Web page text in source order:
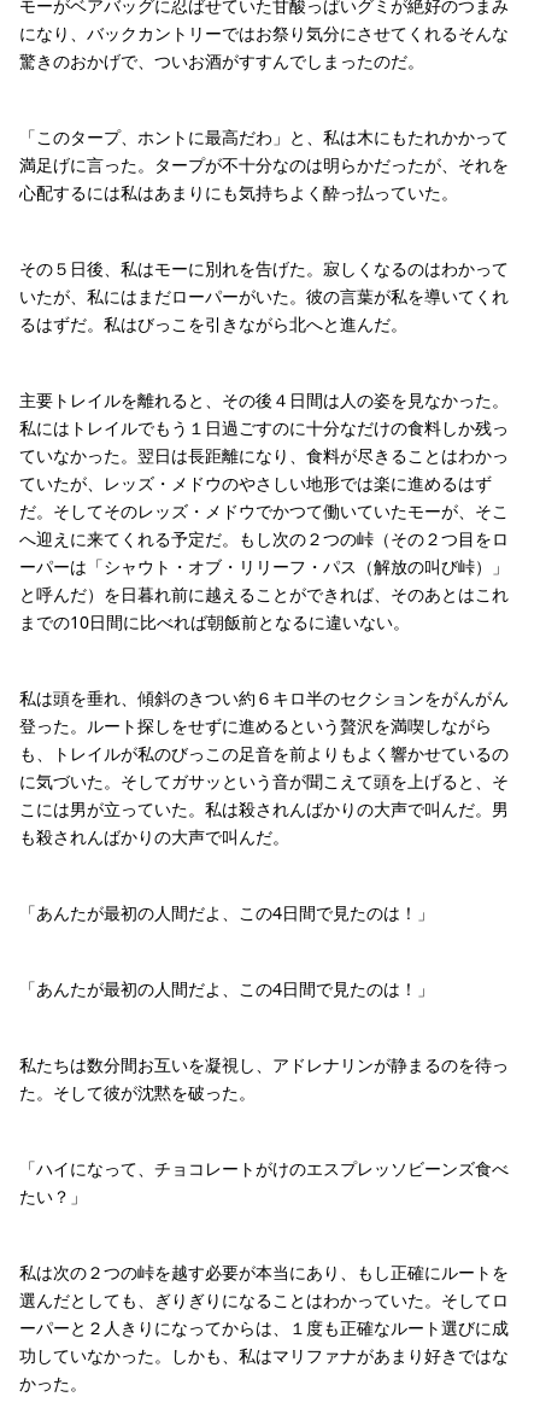
モーがベアバッグに忍ばせていた甘酸っぱいグミが絶好のつまみ
になり、バックカントリーではお祭り気分にさせてくれるそんな
驚きのおかげで、ついお酒がすすんでしまったのだ。
「このタープ、ホントに最高だわ」と、私は木にもたれかかって
満足げに言った。タープが不十分なのは明らかだったが、それを
心配するには私はあまりにも気持ちよく酔っ払っていた。
その５日後、私はモーに別れを告げた。寂しくなるのはわかって
いたが、私にはまだローパーがいた。彼の言葉が私を導いてくれ
るはずだ。私はびっこを引きながら北へと進んだ。
主要トレイルを離れると、その後４日間は人の姿を見なかった。
私にはトレイルでもう１日過ごすのに十分なだけの食料しか残っ
ていなかった。翌日は長距離になり、食料が尽きることはわかっ
ていたが、レッズ・メドウのやさしい地形では楽に進めるはず
だ。そしてそのレッズ・メドウでかつて働いていたモーが、そこ
へ迎えに来てくれる予定だ。もし次の２つの峠（その２つ目をロ
ーパーは「シャウト・オブ・リリーフ・パス（解放の叫び峠）」
と呼んだ）を日暮れ前に越えることができれば、そのあとはこれ
までの10日間に比べれば朝飯前となるに違いない。
私は頭を垂れ、傾斜のきつい約６キロ半のセクションをがんがん
登った。ルート探しをせずに進めるという贅沢を満喫しながら
も、トレイルが私のびっこの足音を前よりもよく響かせているの
に気づいた。そしてガサッという音が聞こえて頭を上げると、そ
こには男が立っていた。私は殺されんばかりの大声で叫んだ。男
も殺されんばかりの大声で叫んだ。
「あんたが最初の人間だよ、この4日間で見たのは！」
「あんたが最初の人間だよ、この4日間で見たのは！」
私たちは数分間お互いを凝視し、アドレナリンが静まるのを待っ
た。そして彼が沈黙を破った。
「ハイになって、チョコレートがけのエスプレッソビーンズ食べ
たい？」
私は次の２つの峠を越す必要が本当にあり、もし正確にルートを
選んだとしても、ぎりぎりになることはわかっていた。そしてロ
ーパーと２人きりになってからは、１度も正確なルート選びに成
功していなかった。しかも、私はマリファナがあまり好きではな
かった。